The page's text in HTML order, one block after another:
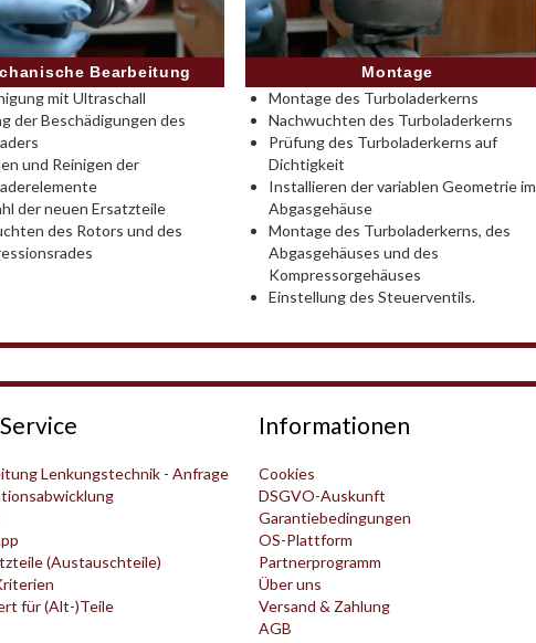
Bearbeitung
mit Ultraschall
der Beschädigungen des
und Reinigen der
der neuen Ersatzteile
des Rotors und des
Montage
Montage des Turboladerkerns
Nachwuchten des Turboladerkerns
Prüfung des Turboladerkerns auf
Dichtigkeit
Installieren der variablen Geometrie im
Abgasgehäuse
Montage des Turboladerkerns, des
Abgasgehäuses und des
Kompressorgehäuses
Einstellung des Steuerventils.
Lenkungstechnik - Anfrage
(Austauschteile)
für (Alt-)Teile
Informationen
Cookies
DSGVO-Auskunft
Garantiebedingungen
OS-Plattform
Partnerprogramm
Über uns
Versand & Zahlung
AGB